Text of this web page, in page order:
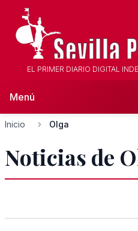
EL PRIMER DIARIO DIGITAL
Menú
Inicio Olga
Noticias de